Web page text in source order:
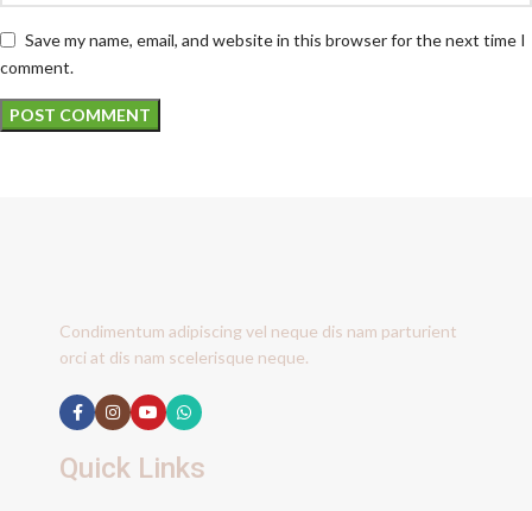
Save my name, email, and website in this browser for the next time I
comment.
Condimentum adipiscing vel neque dis nam parturient
orci at dis nam scelerisque neque.
Quick Links